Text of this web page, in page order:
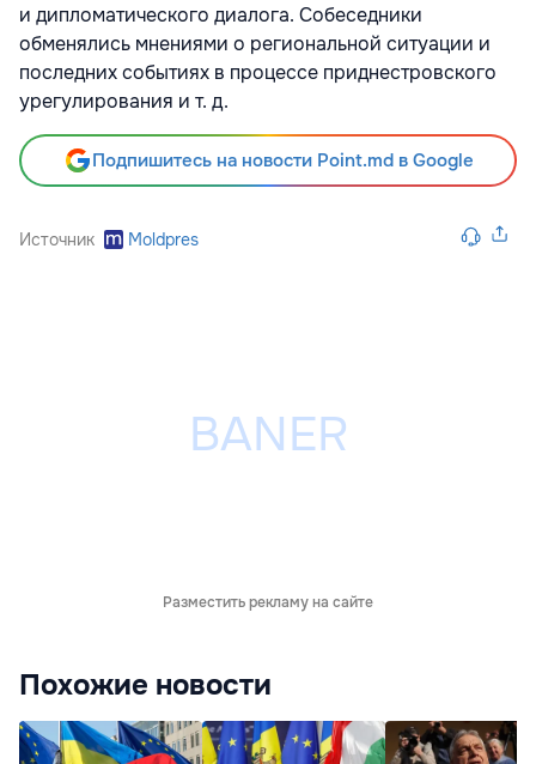
и дипломатического диалога. Собеседники
обменялись мнениями о региональной ситуации и
последних событиях в процессе приднестровского
урегулирования и т. д.
Подпишитесь на новости Point.md в Google
Источник Moldpres
Разместить рекламу на сайте
Похожие новости